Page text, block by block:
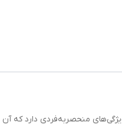
منحصربه‌فردی دارد که آن را